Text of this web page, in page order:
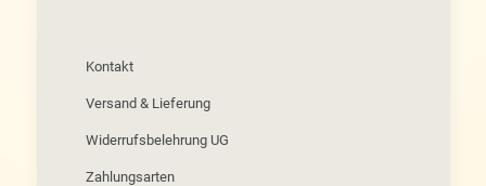
Kontakt
Versand & Lieferung
Widerrufsbelehrung UG
Zahlungsarten